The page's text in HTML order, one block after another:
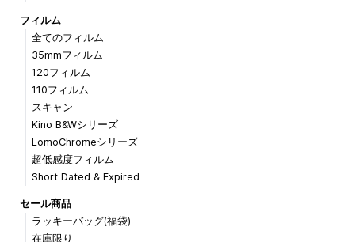
フィルム
全てのフィルム
35mmフィルム
120フィルム
110フィルム
スキャン
Kino B&Wシリーズ
LomoChromeシリーズ
超低感度フィルム
Short Dated & Expired
セール商品
ラッキーバッグ(福袋)
在庫限り